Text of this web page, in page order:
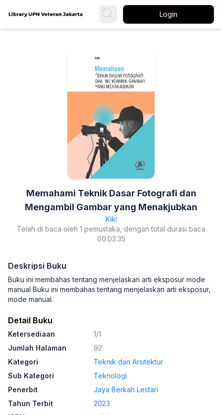
Login
Memahami Teknik Dasar Fotografi dan
Mengambil Gambar yang Menakjubkan
Kiki
Telah di baca oleh 1 pemustaka, dengan total durasi baca
00:03:35
Deskripsi Buku
Buku ini membahas tentang menjelaskan arti eksposur mode
manual Buku ini membahas tentang menjelaskan arti eksposur,
mode manual.
Detail Buku
Ketersediaan
1/1
Jumlah Halaman
92
Kategori
Teknik dan Arsitektur
Sub Kategori
Teknologi
Penerbit
Jaya Berkah Lestari
Tahun Terbit
2023